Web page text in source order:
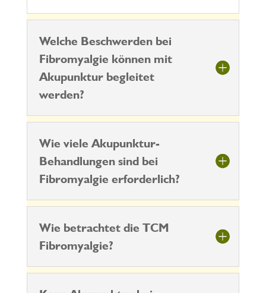
Welche Beschwerden bei
Fibromyalgie können mit
Akupunktur begleitet
werden?
Wie viele Akupunktur-
Behandlungen sind bei
Fibromyalgie erforderlich?
Wie betrachtet die TCM
Fibromyalgie?